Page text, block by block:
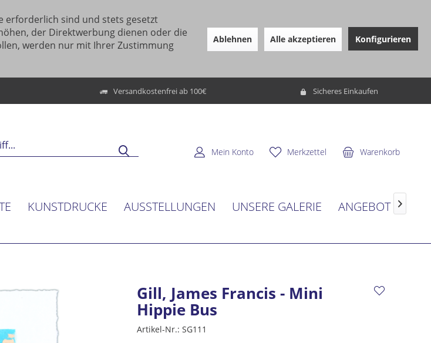
erforderlich sind und stets gesetzt
der Direktwerbung dienen oder die
werden nur mit Ihrer Zustimmung
Ablehnen Alle akzeptieren Konfigurieren
Versandkostenfrei ab 100€ Sicheres Einkaufen
Warenkorb
Merkzettel
Mein Konto
KUNSTDRUCKE AUSSTELLUNGEN UNSERE GALERIE ANGEBOT 
Gill, James Francis - Mini
Hippie Bus
Artikel-Nr.: SG111